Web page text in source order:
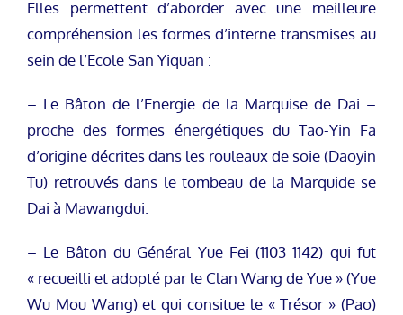
Elles permettent d’aborder avec une meilleure
compréhension les formes d’interne transmises au
sein de l’Ecole San Yiquan :
– Le Bâton de l’Energie de la Marquise de Dai –
proche des formes énergétiques du Tao-Yin Fa
d’origine décrites dans les rouleaux de soie (Daoyin
Tu) retrouvés dans le tombeau de la Marquide se
Dai à Mawangdui.
– Le Bâton du Général Yue Fei (1103 1142) qui fut
« recueilli et adopté par le Clan Wang de Yue » (Yue
Wu Mou Wang) et qui consitue le « Trésor » (Pao)